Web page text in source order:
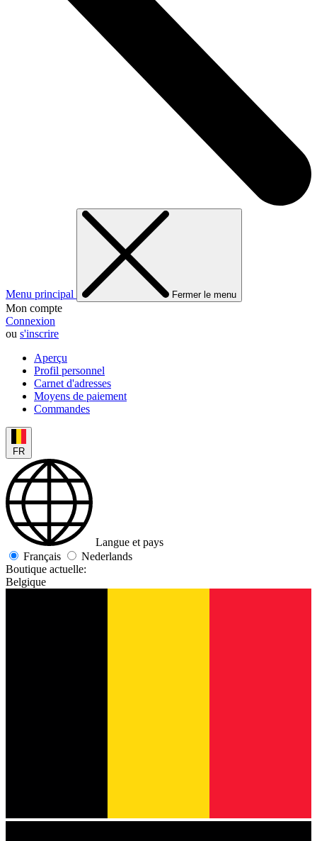
Menu principal Fermer le menu
Mon compte
Connexion
ou s'inscrire
Aperçu
Profil personnel
Carnet d'adresses
Moyens de paiement
Commandes
FR
Langue et pays
Français
Nederlands
Boutique actuelle:
Belgique